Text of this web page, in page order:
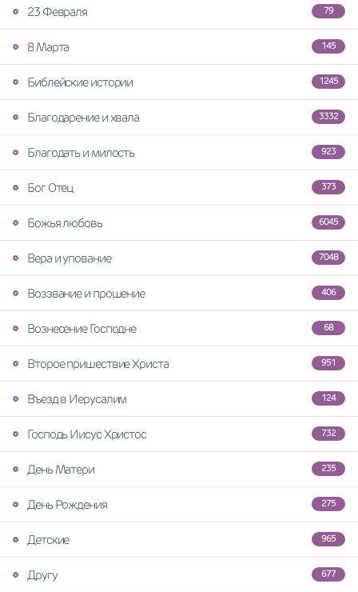
79
23 Февраля
145
8 Марта
1245
Библейские истории
3332
Благодарение и хвала
923
Благодать и милость
373
Бог Отец
6045
Божья любовь
7048
Вера и упование
406
Воззвание и прошение
68
Вознесение Господне
951
Второе пришествие Христа
124
Въезд в Иерусалим
732
Господь Иисус Христос
235
День Матери
275
День Рождения
965
Детские
677
Другу